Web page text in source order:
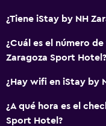
¿Tiene iStay by NH
¿Cuál es el número
Zaragoza Sport Hotel?
¿Hay wifi en iStay by
¿A qué hora es el
Sport Hotel?